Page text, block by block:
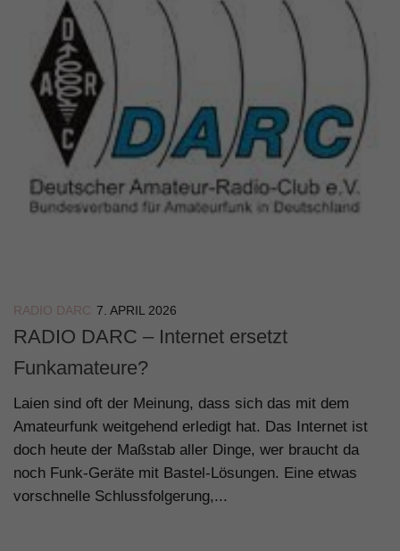
RADIO DARC 7. APRIL 2026
RADIO DARC – Internet ersetzt
Funkamateure?
Laien sind oft der Meinung, dass sich das mit dem
Amateurfunk weitgehend erledigt hat. Das Internet ist
doch heute der Maßstab aller Dinge, wer braucht da
noch Funk-Geräte mit Bastel-Lösungen. Eine etwas
vorschnelle Schlussfolgerung,...